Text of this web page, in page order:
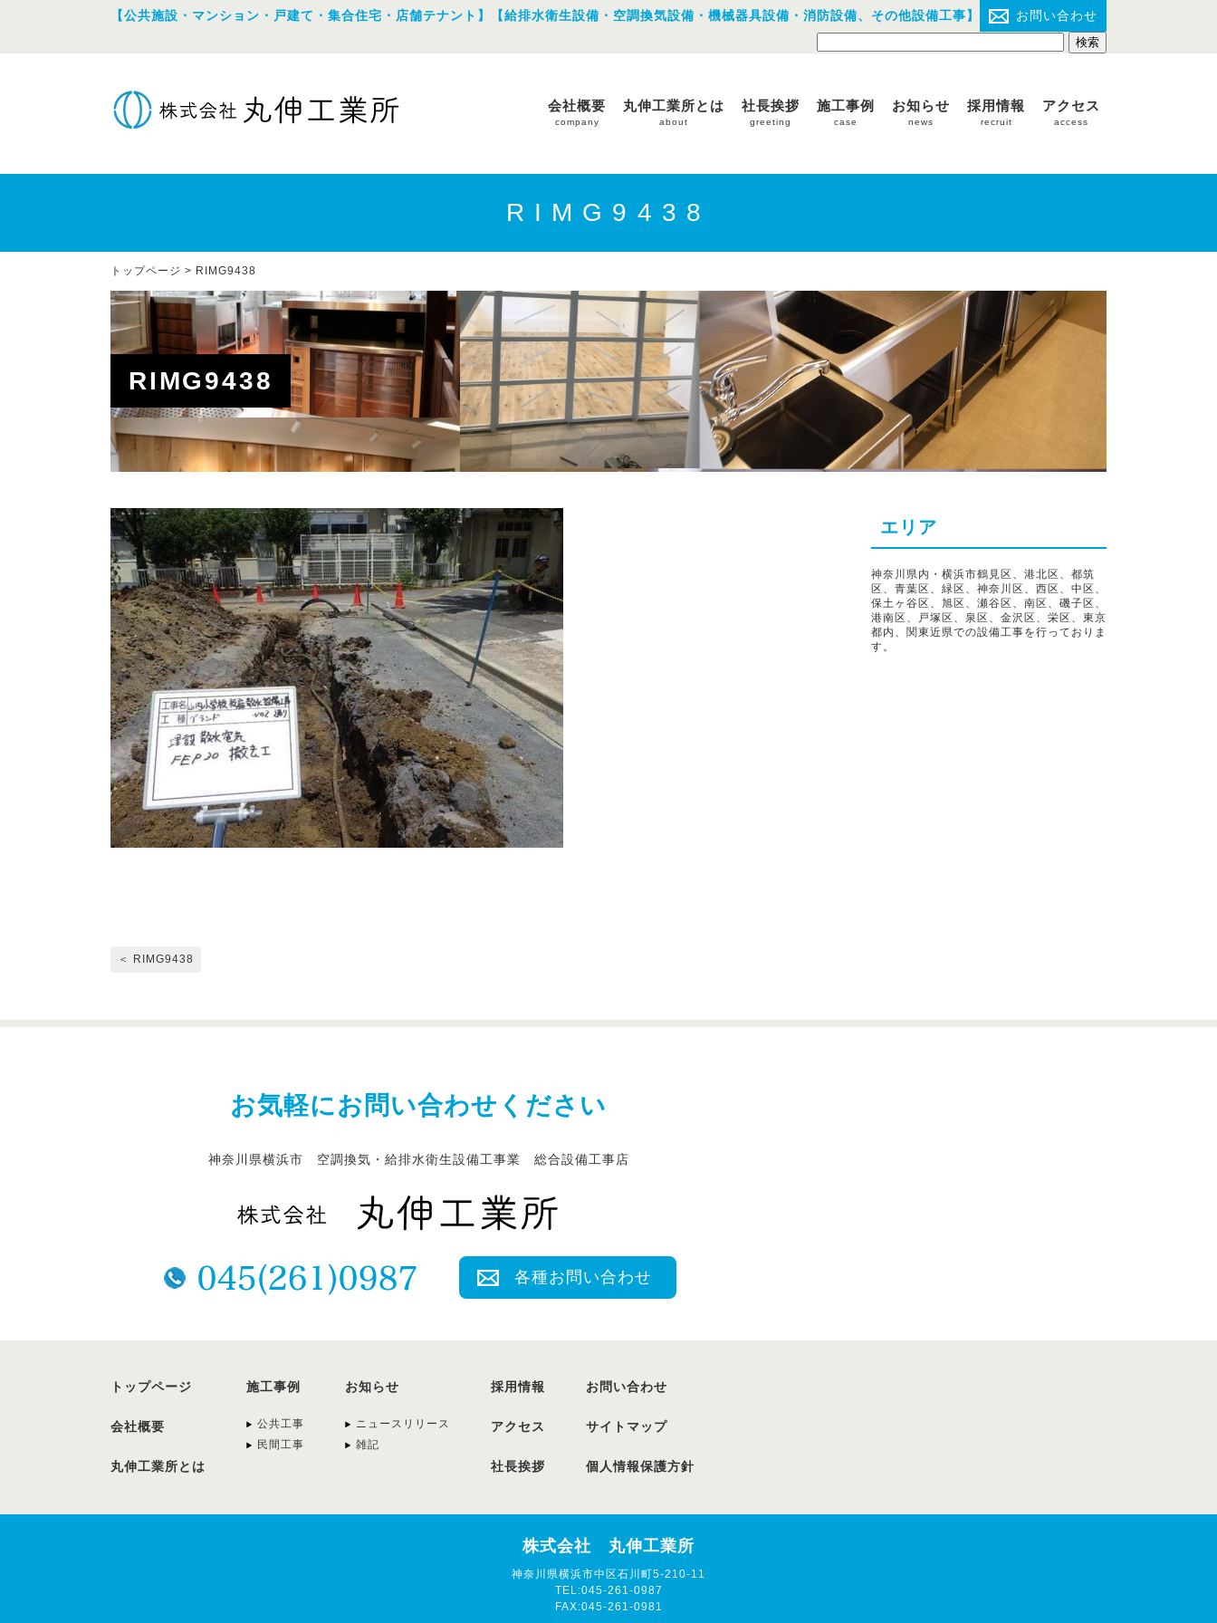
【公共施設・マンション・戸建て・集合住宅・店舗テナント】【給排水衛生設備・空調換気設備・機械器具設備・消防設備、その他設備工事】 お問い合わせ
会社概要
company
丸伸工業所とは
about
社長挨拶
greeting
施工事例
case
お知らせ
news
採用情報
recruit
アクセス
access
RIMG9438
トップページ > RIMG9438
RIMG9438
＜ RIMG9438
エリア
神奈川県内・横浜市鶴見区、港北区、都筑
区、青葉区、緑区、神奈川区、西区、中区、
保土ヶ谷区、旭区、瀬谷区、南区、磯子区、
港南区、戸塚区、泉区、金沢区、栄区、東京
都内、関東近県での設備工事を行っておりま
す。
お気軽にお問い合わせください
神奈川県横浜市 空調換気・給排水衛生設備工事業 総合設備工事店
各種お問い合わせ
トップページ
会社概要
丸伸工業所とは
施工事例
公共工事
民間工事
お知らせ
ニュースリリース
雑記
採用情報
アクセス
社長挨拶
お問い合わせ
サイトマップ
個人情報保護方針
株式会社 丸伸工業所
神奈川県横浜市中区石川町5-210-11
TEL:045-261-0987
FAX:045-261-0981